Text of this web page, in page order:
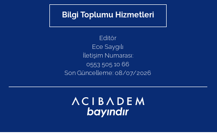
Bilgi Toplumu Hizmetleri
Editör
Ece Saygılı
İletişim Numarası:
0553 505 10 66
Son Güncelleme: 08/07/2026